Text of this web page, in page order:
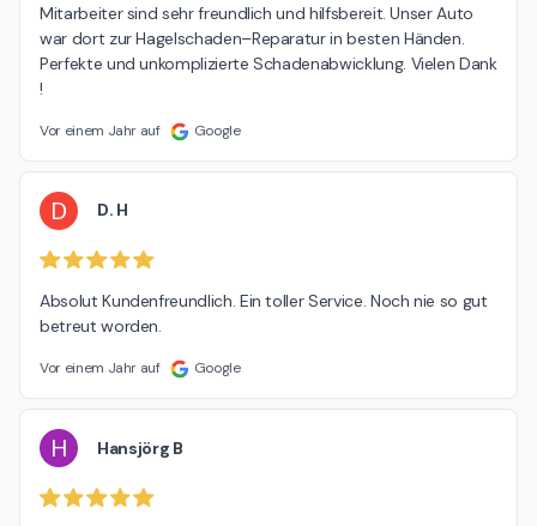
Mitarbeiter sind sehr freundlich und hilfsbereit. Unser Auto
war dort zur Hagelschaden–Reparatur in besten Händen.
Perfekte und unkomplizierte Schadenabwicklung. Vielen Dank
!
Vor einem Jahr auf Google
D D. H
Absolut Kundenfreundlich. Ein toller Service. Noch nie so gut
betreut worden.
Vor einem Jahr auf Google
H Hansjörg B